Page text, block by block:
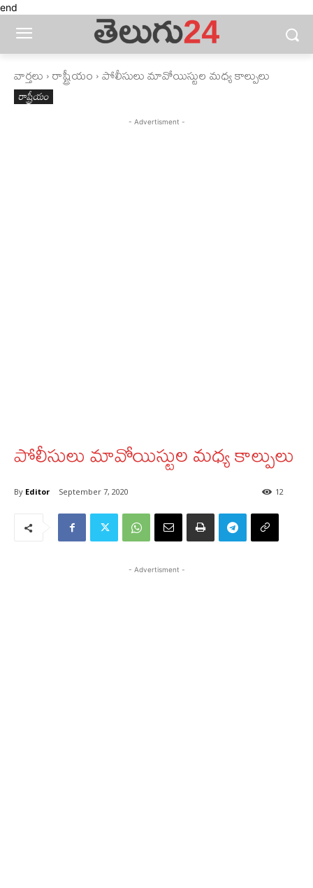
end
వార్తలు రాష్ట్రీయం పోలీసులు మావోయిస్టుల మధ్య కాల్పులు
రాష్ట్రీయం
- Advertisment -
పోలీసులు మావోయిస్టుల మధ్య కాల్పులు
By Editor September 7, 2020 12
- Advertisment -